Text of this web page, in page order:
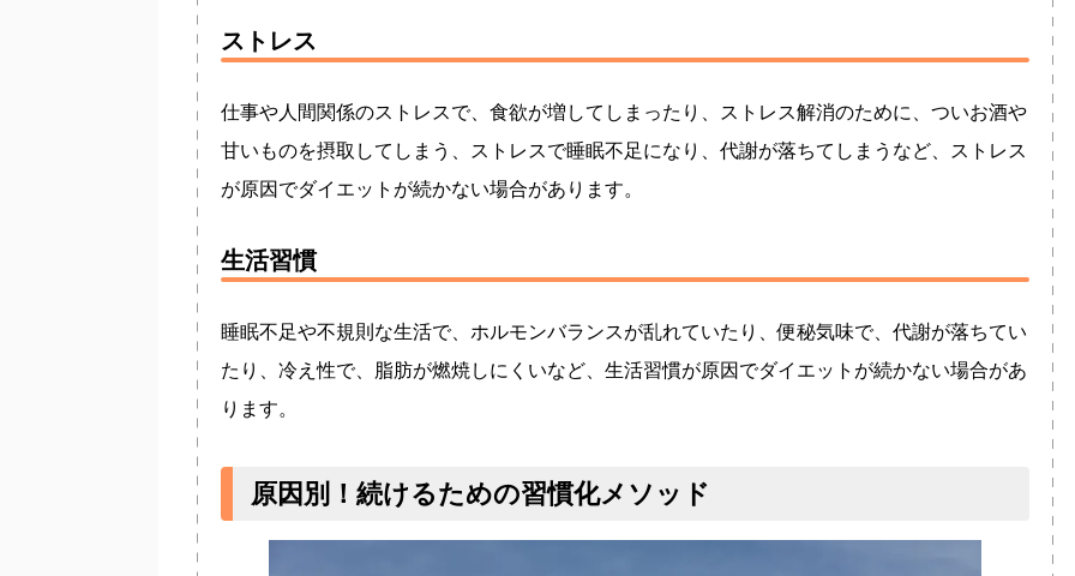
ストレス
仕事や人間関係のストレスで、食欲が増してしまったり、ストレス解消のために、ついお酒や
甘いものを摂取してしまう、ストレスで睡眠不足になり、代謝が落ちてしまうなど、ストレス
が原因でダイエットが続かない場合があります。
生活習慣
睡眠不足や不規則な生活で、ホルモンバランスが乱れていたり、便秘気味で、代謝が落ちてい
たり、冷え性で、脂肪が燃焼しにくいなど、生活習慣が原因でダイエットが続かない場合があ
ります。
原因別！続けるための習慣化メソッド